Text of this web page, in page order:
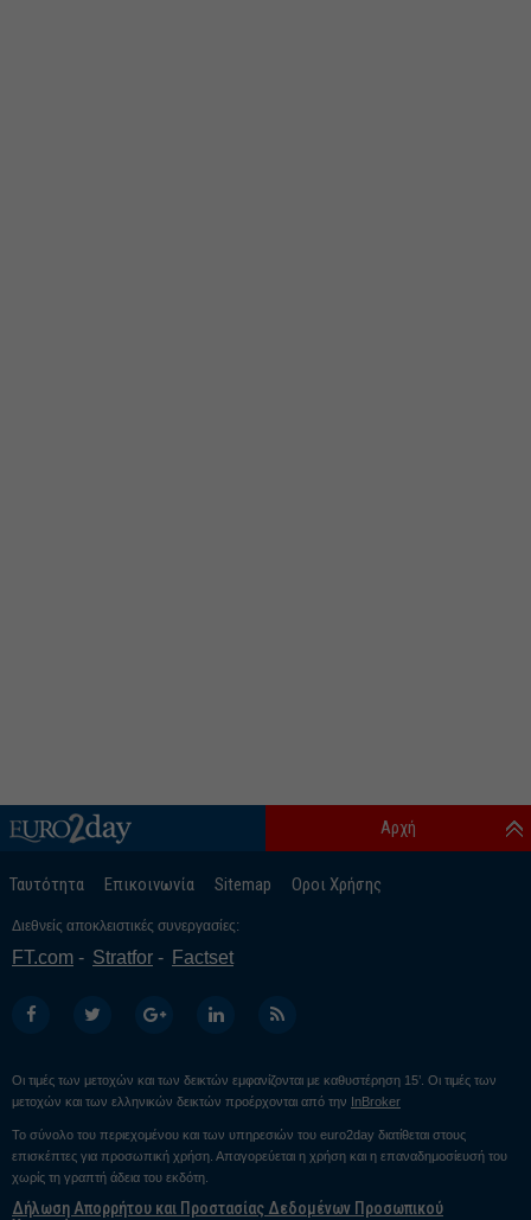
Ταυτότητα Επικοινωνία Sitemap Οροι Χρήσης
Αρχή
Διεθνείς αποκλειστικές συνεργασίες:
FT.com Stratfor Factset
Οι τιμές των μετοχών και των δεικτών εμφανίζονται με καθυστέρηση 15’. Οι τιμές των
μετοχών και των ελληνικών δεικτών προέρχονται από την InBroker
Το σύνολο του περιεχομένου και των υπηρεσιών του euro2day διατίθεται στους
επισκέπτες για προσωπική χρήση. Απαγορεύεται η χρήση και η επαναδημοσίευσή του
χωρίς τη γραπτή άδεια του εκδότη.
Δήλωση Απορρήτου και Προστασίας Δεδομένων Προσωπικού